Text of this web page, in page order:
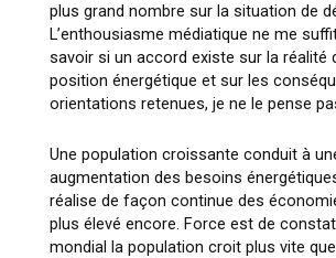
plus grand nombre sur la situation de
L’enthousiasme médiatique ne me
savoir si un accord existe sur la réalité
position énergétique et sur les
orientations retenues, je ne le pense
Une population croissante conduit à
augmentation des besoins
réalise de façon continue des
plus élevé encore. Force est de
mondial la population croit plus vite